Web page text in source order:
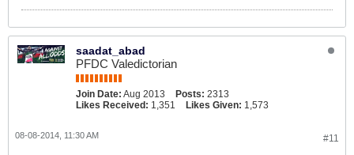
saadat_abad
PFDC Valedictorian
Join Date: Aug 2013 Posts: 2313
Likes Received: 1,351 Likes Given: 1,573
#11
08-08-2014, 11:30 AM